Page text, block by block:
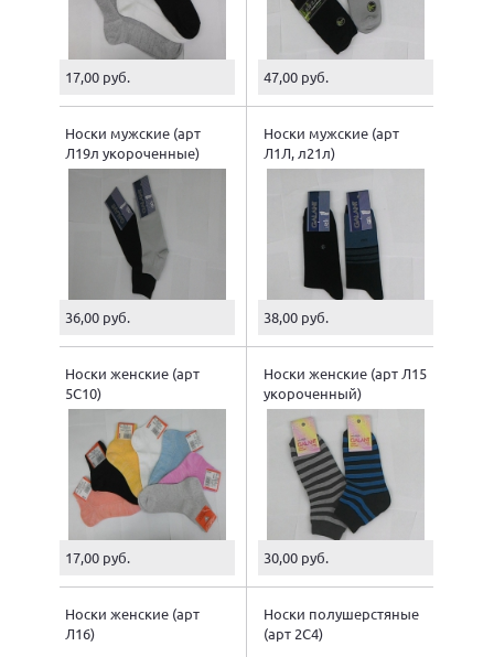
17,00 руб. 47,00 руб.
Носки мужские (арт
Л19л укороченные)
36,00 руб.
Носки мужские (арт
Л1Л, л21л)
38,00 руб.
Носки женские (арт
5С10)
17,00 руб.
Носки женские (арт Л15
укороченный)
30,00 руб.
Носки женские (арт
Л16)
Носки полушерстяные
(арт 2С4)